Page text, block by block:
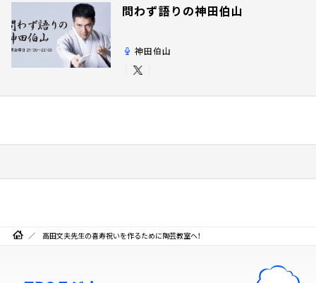
問わず語りの神田伯山
神田伯山
高田文夫先生の喜寿祝いを作るために陶芸教室へ！